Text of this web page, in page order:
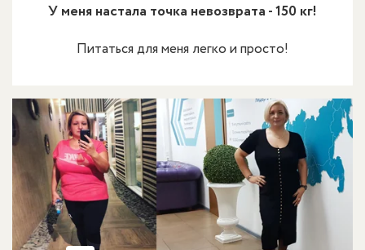
У меня настала точка невозврата - 150 кг!
Питаться для меня легко и просто!